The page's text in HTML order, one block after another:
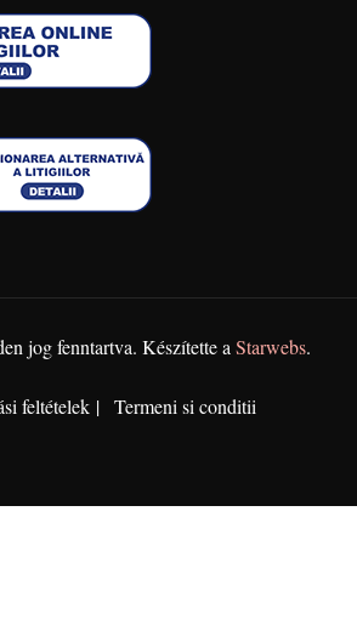
jog fenntartva. Készítette a Starwebs.
feltételek Termeni si conditii